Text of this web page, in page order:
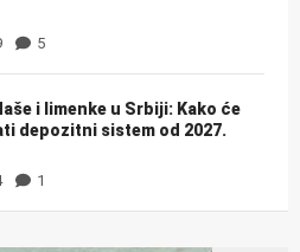
5
i limenke u Srbiji: Kako će
depozitni sistem od 2027.
1